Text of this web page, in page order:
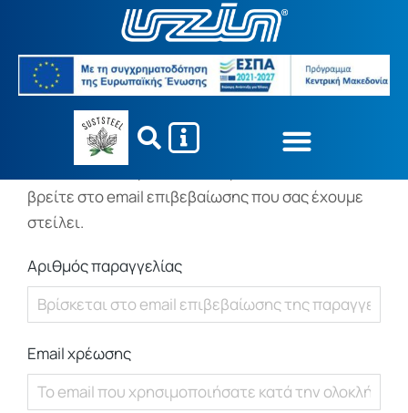
Για να εντοπίσετε την παραγγελία σας,
παρακαλούμε, εισάγετε τον αριθμό της
παραγγελίας σας στο παρακάτω πλαίσιο και
πατήστε το κουμπί "Εντοπισμός". Αυτό θα το
βρείτε στο email επιβεβαίωσης που σας έχουμε
στείλει.
Αριθμός παραγγελίας
Email χρέωσης